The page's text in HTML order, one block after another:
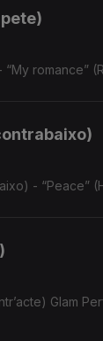
romance”
- “Peace”
Glam